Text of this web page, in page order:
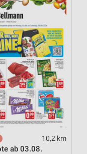
10,2 km
ab 03.08.